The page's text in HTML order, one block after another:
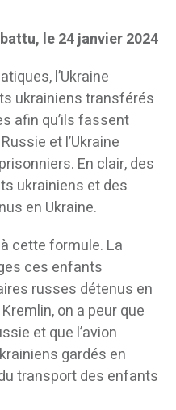
le 24 janvier 2024
l’Ukraine
ukrainiens transférés
afin qu’ils fassent
et l’Ukraine
En clair, des
ukrainiens et des
en Ukraine.
cette formule. La
ces enfants
russes détenus en
on a peur que
et que l’avion
gardés en
transport des enfants